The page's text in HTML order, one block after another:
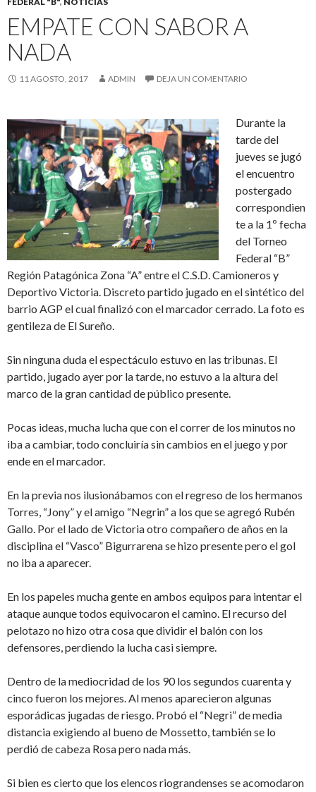
EMPATE CON SABOR A
NADA
11 AGOSTO, 2017 ADMIN DEJA UN COMENTARIO
Durante la
tarde del
jueves se jugó
el encuentro
postergado
correspondien
te a la 1º fecha
del Torneo
Federal “B”
Región Patagónica Zona “A” entre el C.S.D. Camioneros y
Deportivo Victoria. Discreto partido jugado en el sintético del
barrio AGP el cual finalizó con el marcador cerrado. La foto es
gentileza de El Sureño.
Sin ninguna duda el espectáculo estuvo en las tribunas. El
partido, jugado ayer por la tarde, no estuvo a la altura del
marco de la gran cantidad de público presente.
Pocas ideas, mucha lucha que con el correr de los minutos no
iba a cambiar, todo concluiría sin cambios en el juego y por
ende en el marcador.
En la previa nos ilusionábamos con el regreso de los hermanos
Torres, “Jony” y el amigo “Negrin” a los que se agregó Rubén
Gallo. Por el lado de Victoria otro compañero de años en la
disciplina el “Vasco” Bigurrarena se hizo presente pero el gol
no iba a aparecer.
En los papeles mucha gente en ambos equipos para intentar el
ataque aunque todos equivocaron el camino. El recurso del
pelotazo no hizo otra cosa que dividir el balón con los
defensores, perdiendo la lucha casi siempre.
Dentro de la mediocridad de los 90 los segundos cuarenta y
cinco fueron los mejores. Al menos aparecieron algunas
esporádicas jugadas de riesgo. Probó el “Negri” de media
distancia exigiendo al bueno de Mossetto, también se lo
perdió de cabeza Rosa pero nada más.
Si bien es cierto que los elencos riograndenses se acomodaron